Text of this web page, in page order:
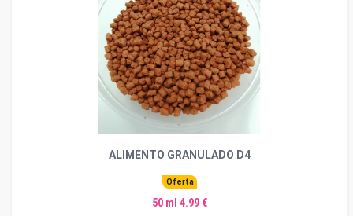
ALIMENTO GRANULADO D4
Oferta
50 ml 4.99 €